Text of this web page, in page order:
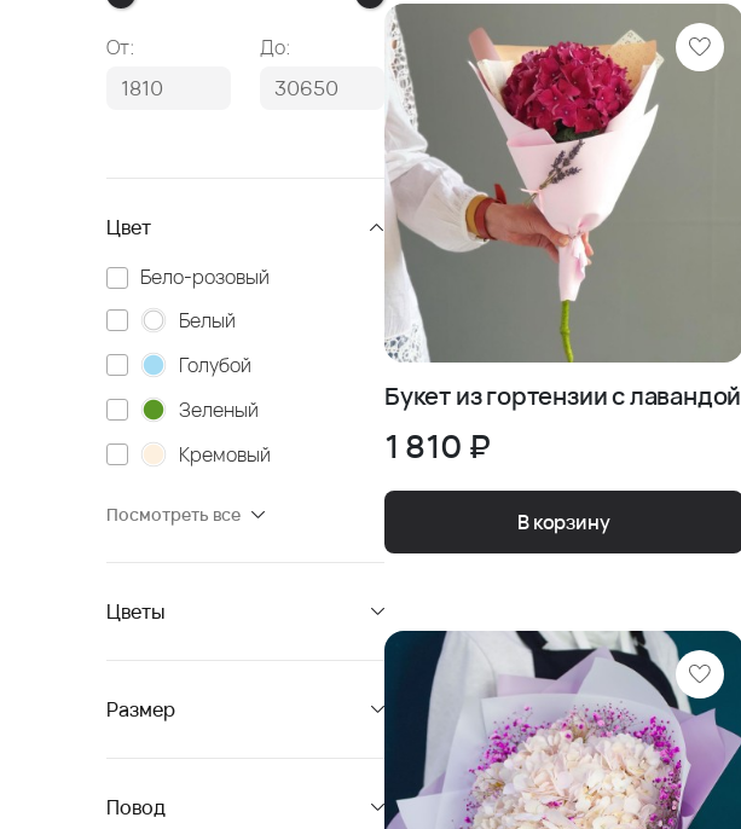
От: До:
Цвет
Бело-розовый
Белый
Голубой
Зеленый
Кремовый
Посмотреть все
Цветы
Размер
Повод
Сначала дешевле
Сначала дороже
Букет из гортензии с лавандой
1 810 ₽
В корзину